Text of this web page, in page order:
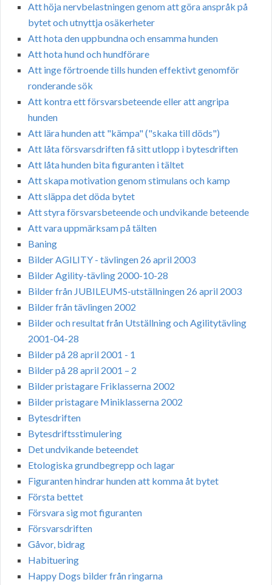
Att höja nervbelastningen genom att göra anspråk på
bytet och utnyttja osäkerheter
Att hota den uppbundna och ensamma hunden
Att hota hund och hundförare
Att inge förtroende tills hunden effektivt genomför
ronderande sök
Att kontra ett försvarsbeteende eller att angripa
hunden
Att lära hunden att "kämpa" ("skaka till döds")
Att låta försvarsdriften få sitt utlopp i bytesdriften
Att låta hunden bita figuranten i tältet
Att skapa motivation genom stimulans och kamp
Att släppa det döda bytet
Att styra försvarsbeteende och undvikande beteende
Att vara uppmärksam på tälten
Baning
Bilder AGILITY - tävlingen 26 april 2003
Bilder Agility-tävling 2000-10-28
Bilder från JUBILEUMS-utställningen 26 april 2003
Bilder från tävlingen 2002
Bilder och resultat från Utställning och Agilitytävling
2001-04-28
Bilder på 28 april 2001 - 1
Bilder på 28 april 2001 – 2
Bilder pristagare Friklasserna 2002
Bilder pristagare Miniklasserna 2002
Bytesdriften
Bytesdriftsstimulering
Det undvikande beteendet
Etologiska grundbegrepp och lagar
Figuranten hindrar hunden att komma åt bytet
Första bettet
Försvara sig mot figuranten
Försvarsdriften
Gåvor, bidrag
Habituering
Happy Dogs bilder från ringarna